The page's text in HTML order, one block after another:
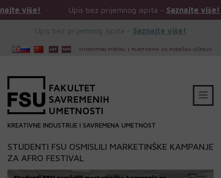
Upis bez prijemnog ispita -Saznajte više!
Upis bez prijemnog ispita - Saznajte više!
STUDENTSKI PORTAL | PLATFORMA ZA PODRŠKU UČENJU
KREATIVNE INDUSTRIJE I SAVREMENA UMETNOST
STUDENTI FSU OSMISLILI MARKETINŠKE KAMPANJE
ZA AFRO FESTIVAL